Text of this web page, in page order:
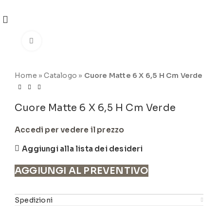
Home »Catalogo » Cuore Matte 6 X 6,5 H Cm Verde
Cuore Matte 6 X 6,5 H Cm Verde
Accedi per vedere il prezzo
Aggiungi alla lista dei desideri
AGGIUNGI AL PREVENTIVO
Spedizioni